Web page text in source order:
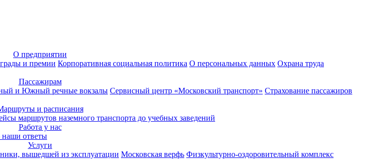
О предприятии
и премии Корпоративная социальная политика О персональных данных Охрана труда
Пассажирам
и Южный речные вокзалы Сервисный центр «Московский транспорт» Страхование пассажиров
и расписания
маршрутов наземного транспорта до учебных заведений
Работа у нас
ответы
Услуги
вышедшей из эксплуатации Московская верфь Физкультурно-оздоровительный комплекс